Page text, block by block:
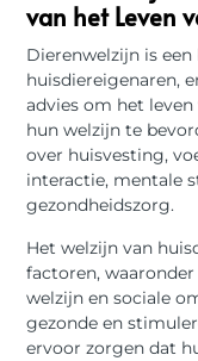
van het Leven
Dierenwelzijn is
huisdiereigenaren,
advies om het
hun welzijn te
over huisvesting,
interactie, mentale
gezondheidszorg.
Het welzijn van
factoren,
welzijn en sociale
gezonde en
ervoor zorgen dat